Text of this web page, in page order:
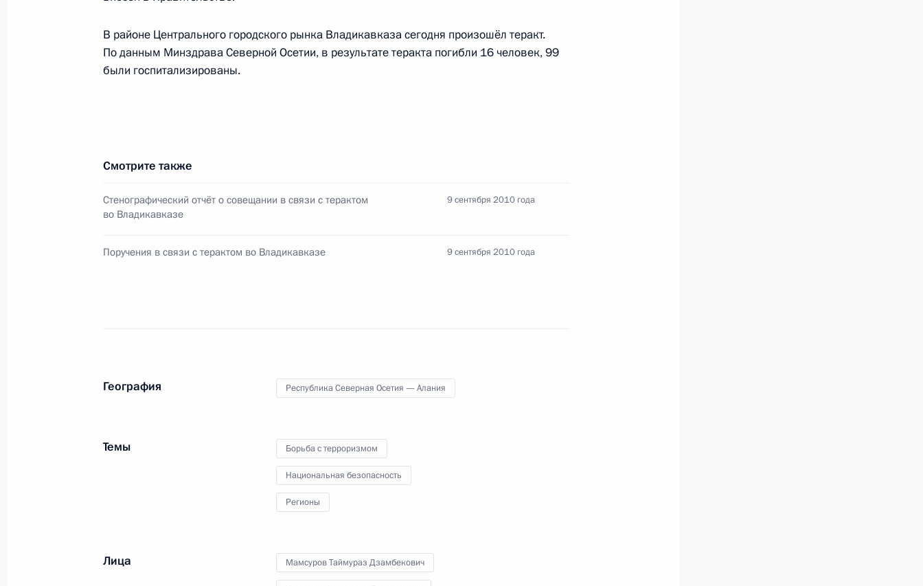
военнослужащих
8 августа 2009 года, 16:10
Поездка в Северную Осетию
Дмитрий Медведев поручил ФСБ и Следственному комитету
провести расследование взрыва маршрутного такси
Телефонный разговор с главой МЧС Сергеем Шойгу
В районе Центрального городского рынка Владикавказа сегодня произошёл теракт.
По данным Минздрава Северной Осетии, в результате теракта погибли 16 человек, 99
были госпитализированы.
Смотрите также
Стенографический отчёт о совещании в связи с терактом
во Владикавказе
9 сентября 2010 года
Поручения в связи с терактом во Владикавказе 9 сентября 2010 года
География Республика Северная Осетия — Алания
Темы Борьба с терроризмом
Национальная безопасность
Регионы
Лица Мамсуров Таймураз Дзамбекович